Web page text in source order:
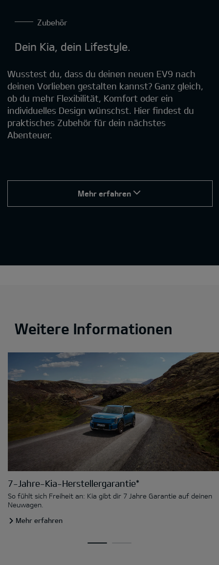
Zubehör
Dein Kia, dein Lifestyle.
Wusstest du, dass du deinen neuen EV9 nach
deinen Vorlieben gestalten kannst? Ganz gleich,
ob du mehr Flexibilität, Komfort oder ein
individuelles Design wünschst. Hier findest du
praktisches Zubehör für dein nächstes
Abenteuer.
Mehr erfahren
Weitere Informationen
7-Jahre-Kia-Herstellergarantie*
So fühlt sich Freiheit an: Kia gibt dir 7 Jahre Garantie auf deinen
Neuwagen.
Mehr erfahren